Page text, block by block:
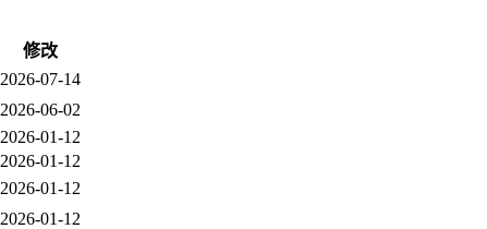
修改
2026-07-14
2026-06-02
2026-01-12
2026-01-12
2026-01-12
2026-01-12